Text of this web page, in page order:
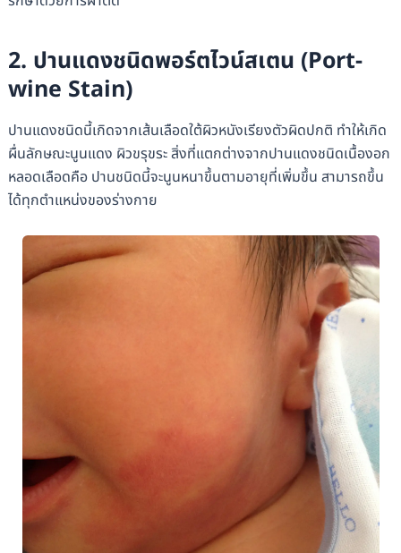
2. ปานแดงชนิดพอร์ตไวน์สเตน (Port-
wine Stain)
ปานแดงชนิดนี้เกิดจากเส้นเลือดใต้ผิวหนังเรียงตัวผิดปกติ ทำให้เกิด
ผื่นลักษณะนูนแดง ผิวขรุขระ สิ่งที่แตกต่างจากปานแดงชนิดเนื้องอก
หลอดเลือดคือ ปานชนิดนี้จะนูนหนาขึ้นตามอายุที่เพิ่มขึ้น สามารถขึ้น
ได้ทุกตำแหน่งของร่างกาย